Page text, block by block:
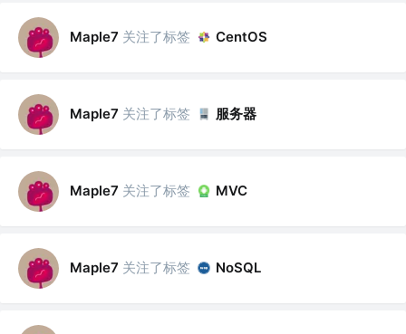
Maple7 关注了标签 CentOS
Maple7 关注了标签 服务器
Maple7 关注了标签 MVC
Maple7 关注了标签 NoSQL